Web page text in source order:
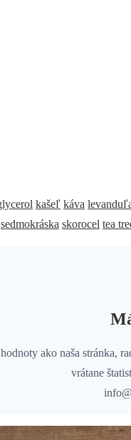
kašeľ káva
sedmokráska skorocel tea
ako naša
vrátane